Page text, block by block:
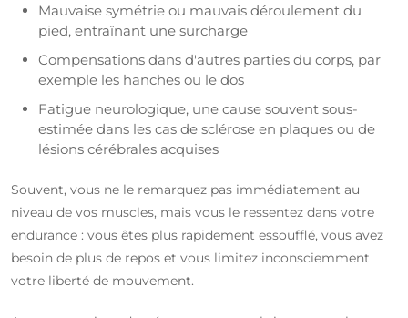
Mauvaise symétrie ou mauvais déroulement du
pied, entraînant une surcharge
Compensations dans d'autres parties du corps, par
exemple les hanches ou le dos
Fatigue neurologique, une cause souvent sous-
estimée dans les cas de sclérose en plaques ou de
lésions cérébrales acquises
Souvent, vous ne le remarquez pas immédiatement au
niveau de vos muscles, mais vous le ressentez dans votre
endurance : vous êtes plus rapidement essoufflé, vous avez
besoin de plus de repos et vous limitez inconsciemment
votre liberté de mouvement.